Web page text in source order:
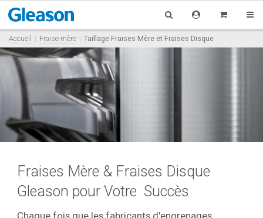
Accueil Fraise mère Taillage Fraises Mère et Fraises Disque
Fraises Mère & Fraises Disque
Gleason pour Votre Succès